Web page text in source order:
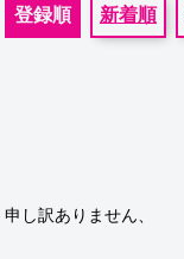
登録順 新着順
申し訳ありません、